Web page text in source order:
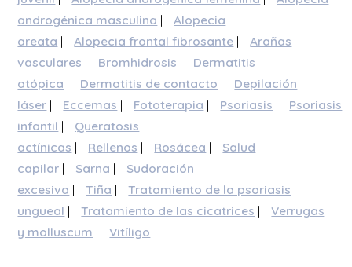
androgénica masculina |
Alopecia
areata | Alopecia frontal fibrosante |
Arañas
vasculares | Bromhidrosis |
Dermatitis
atópica | Dermatitis de contacto |
Depilación
láser | Eccemas | Fototerapia | Psoriasis |
Psoriasis
infantil |
Queratosis
actínicas | Rellenos | Rosácea |
Salud
capilar | Sarna |
Sudoración
excesiva | Tiña |
Tratamiento de la psoriasis
ungueal | Tratamiento de las cicatrices |
Verrugas
y molluscum | Vitíligo